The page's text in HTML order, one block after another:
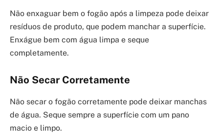
Não enxaguar bem o fogão após a limpeza pode deixar
resíduos de produto, que podem manchar a superfície.
Enxágue bem com água limpa e seque
completamente.
Não Secar Corretamente
Não secar o fogão corretamente pode deixar manchas
de água. Seque sempre a superfície com um pano
macio e limpo.